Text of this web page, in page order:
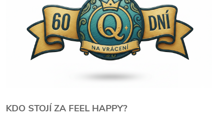
KDO STOJÍ ZA FEEL HAPPY?